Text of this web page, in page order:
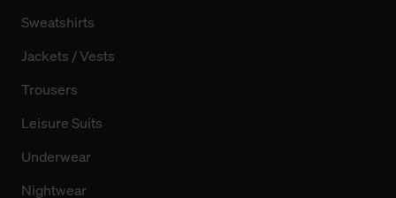
Sweatshirts
Jackets / Vests
Trousers
Leisure Suits
Underwear
Nightwear